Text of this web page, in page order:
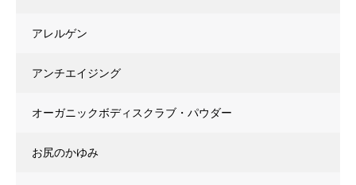
アレルゲン
アンチエイジング
オーガニックボディスクラブ・パウダー
お尻のかゆみ